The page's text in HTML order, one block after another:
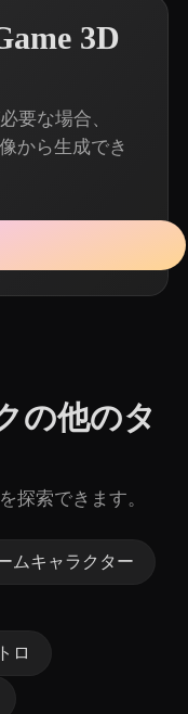
3D
要な場合、
から生成でき
の他のタ
探索できます。
ムキャラクター
ロ